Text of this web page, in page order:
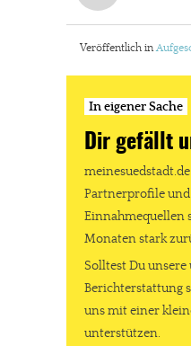
Veröffentlich in
In eigener Sache
Dir gefällt
Partnerprofile und
Einnahmequellen
Monaten stark
Solltest Du unsere
Berichterstattung
uns mit einer
unterstützen.